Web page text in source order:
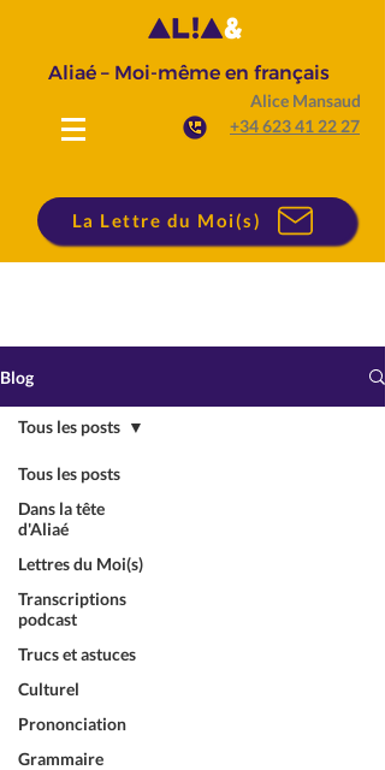
Aliaé – Moi-même en français
Alice Mansaud
+34 623 41 22 27
La Lettre du Moi(s)
Blog
Tous les posts
Dans la tête
d'Aliaé
Lettres du Moi(s)
Transcriptions
podcast
Trucs et astuces
Culturel
Prononciation
Grammaire
Tous les posts